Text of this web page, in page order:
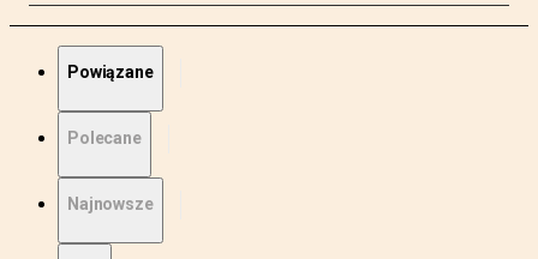
Powiązane
Polecane
Najnowsze